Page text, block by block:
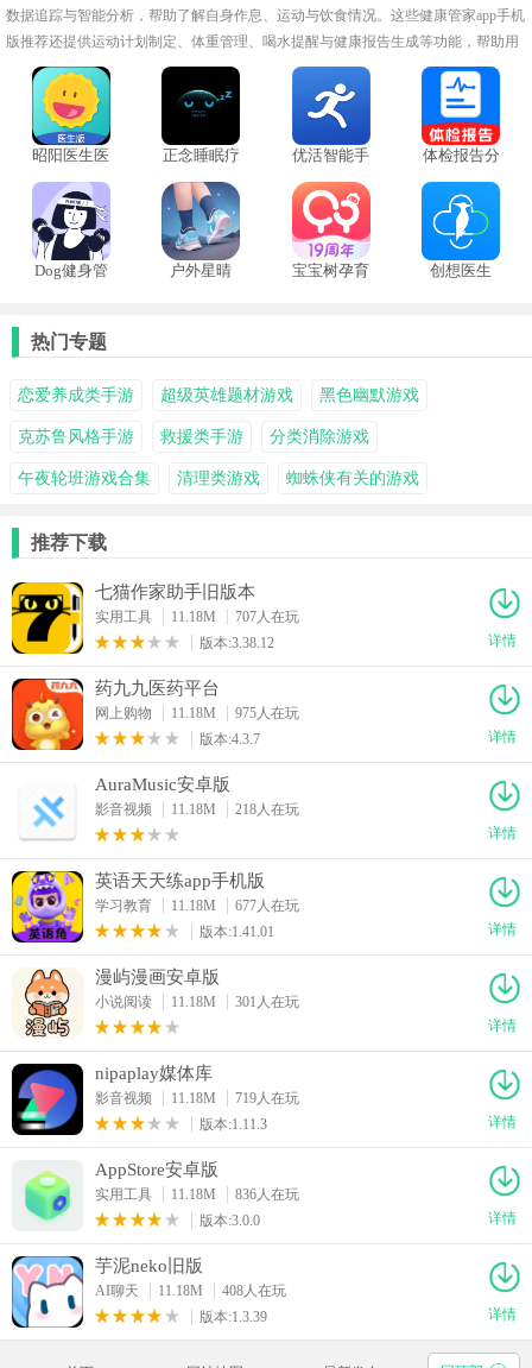
数据追踪与智能分析，帮助了解自身作息、运动与饮食情况。这些健康管家app手机
版推荐还提供运动计划制定、体重管理、喝水提醒与健康报告生成等功能，帮助用
户建立科学的健康管理方式。整体界面设计清晰直观，操作简单易用，适用于日常
健康记录、运动管理与生活习惯优化等多种场景。
昭阳医生医
正念睡眠疗
优活智能手
体检报告分
Dog健身管
户外星晴
宝宝树孕育
创想医生
热门专题
恋爱养成类手游 超级英雄题材游戏 黑色幽默游戏
克苏鲁风格手游 救援类手游 分类消除游戏
午夜轮班游戏合集 清理类游戏 蜘蛛侠有关的游戏
推荐下载
七猫作家助手旧版本
实用工具 11.18M
707人在玩
版本:3.38.12
详情
药九九医药平台
网上购物 11.18M
975人在玩
版本:4.3.7
详情
AuraMusic安卓版
影音视频 11.18M
218人在玩
详情
英语天天练app手机版
学习教育 11.18M
677人在玩
版本:1.41.01
详情
漫屿漫画安卓版
小说阅读 11.18M
301人在玩
详情
nipaplay媒体库
影音视频 11.18M
719人在玩
版本:1.11.3
详情
AppStore安卓版
实用工具 11.18M
836人在玩
版本:3.0.0
详情
芋泥neko旧版
AI聊天 11.18M
408人在玩
版本:1.3.39
详情